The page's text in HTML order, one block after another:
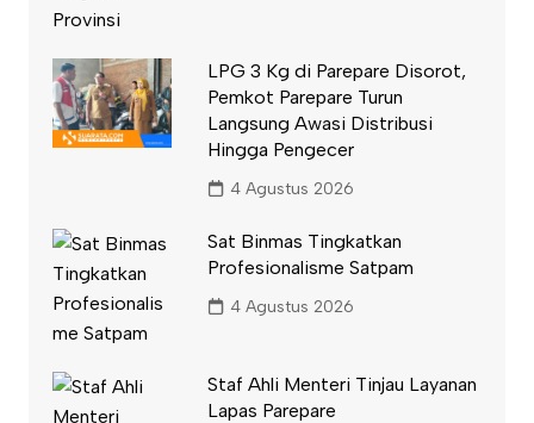
LPG 3 Kg di Parepare Disorot,
Pemkot Parepare Turun
Langsung Awasi Distribusi
Hingga Pengecer
4 Agustus 2026
Sat Binmas Tingkatkan
Profesionalisme Satpam
4 Agustus 2026
Staf Ahli Menteri Tinjau Layanan
Lapas Parepare